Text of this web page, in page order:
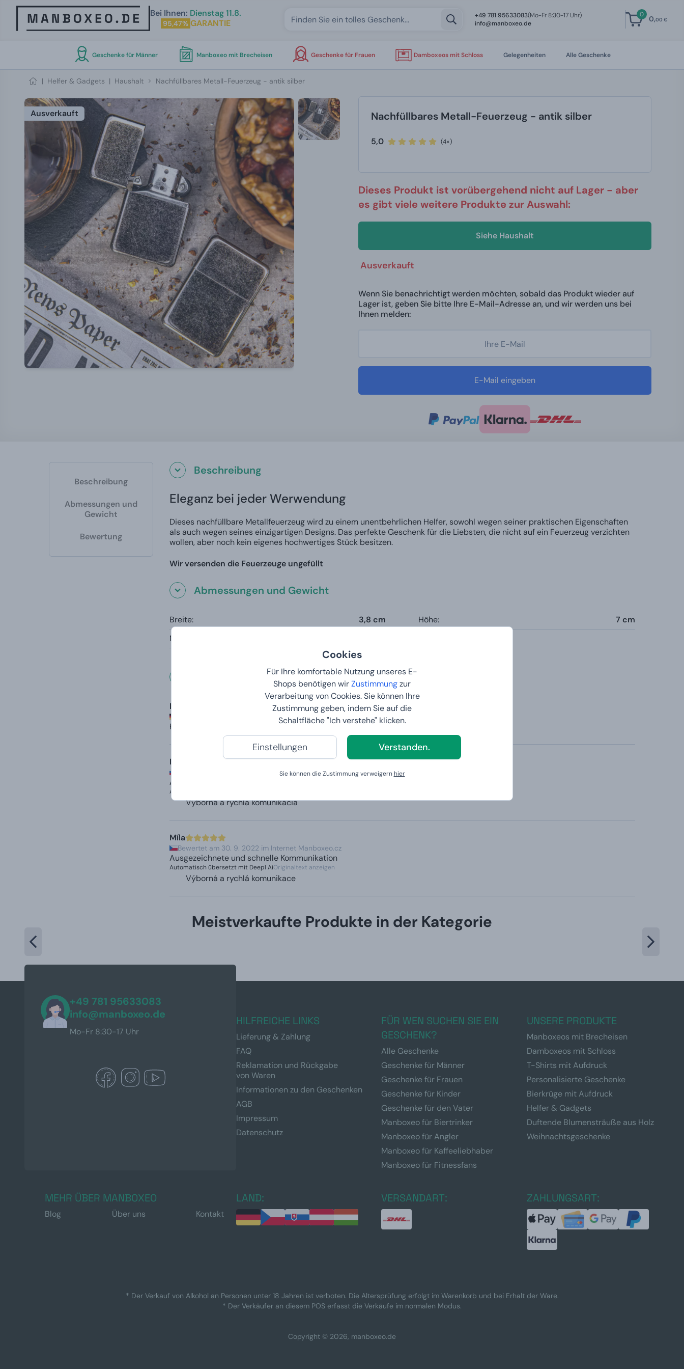
Cookies
Für Ihre komfortable Nutzung unseres E-
Shops benötigen wirZustimmungzur
Verarbeitung von Cookies. Sie können Ihre
Zustimmung geben, indem Sie auf die
Schaltfläche "Ich verstehe" klicken.
Einstellungen Verstanden.
Sie können die Zustimmung verweigernhier
Bei Ihnen: Dienstag 11.8.
95,47% GARANTIE
+49 781 95633083(Mo-Fr 8:30-17 Uhr)
info@manboxeo.de
0 0,00 €
Geschenke für Männer Manboxeo mit Brecheisen Geschenke für Frauen Damboxeos mit Schloss Gelegenheiten Alle Geschenke
| Helfer & Gadgets | Haushalt Nachfüllbares Metall-Feuerzeug - antik silber
Ausverkauft Nachfüllbares Metall-Feuerzeug - antik silber
5,0 (4×)
Dieses Produkt ist vorübergehend nicht auf Lager - aber
es gibt viele weitere Produkte zur Auswahl:
Siehe Haushalt
Ausverkauft
Wenn Sie benachrichtigt werden möchten, sobald das Produkt wieder auf
Lager ist, geben Sie bitte Ihre E-Mail-Adresse an, und wir werden uns bei
Ihnen melden:
E-Mail eingeben
Beschreibung
Abmessungen und
Gewicht
Bewertung
Beschreibung
Eleganz bei jeder Werwendung
Dieses nachfüllbare Metallfeuerzeug wird zu einem unentbehrlichen Helfer, sowohl wegen seiner praktischen Eigenschaften
als auch wegen seines einzigartigen Designs. Das perfekte Geschenk für die Liebsten, die nicht auf ein Feuerzeug verzichten
wollen, aber noch kein eigenes hochwertiges Stück besitzen.
Wir versenden die Feuerzeuge ungefüllt
Abmessungen und Gewicht
Breite: 3,8 cm Höhe:
7 cm
Material:
Was unsere Kunden sagen
Mila
Bewertet am 17. 10. 2022 im Internet Trusted Shops
Hervorragende und schnelle Kommunikation
Mila
Bewertet am 7. 10. 2022 im Internet Manboxeo.sk
Ausgezeichnete und schnelle Kommunikation
Automatisch übersetzt mit Deepl Ai
Výborná a rýchla komunikácia
Míla
Bewertet am 30. 9. 2022 im Internet Manboxeo.cz
Ausgezeichnete und schnelle Kommunikation
Automatisch übersetzt mit Deepl AiOriginaltext anzeigen
Výborná a rychlá komunikace
Meistverkaufte Produkte in der Kategorie
+49 781 95633083
info@manboxeo.de
Mo-Fr 8:30-17 Uhr
HILFREICHE LINKS
Lieferung & Zahlung
FAQ
Reklamation und Rückgabe
von Waren
Informationen zu den Geschenken
AGB
Impressum
Datenschutz
FÜR WEN SUCHEN SIE EIN
GESCHENK?
Alle Geschenke
Geschenke für Männer
Geschenke für Frauen
Geschenke für Kinder
Geschenke für den Vater
Manboxeo für Biertrinker
Manboxeo für Angler
Manboxeo für Kaffeeliebhaber
Manboxeo für Fitnessfans
UNSERE PRODUKTE
Manboxeos mit Brecheisen
Damboxeos mit Schloss
T-Shirts mit Aufdruck
Personalisierte Geschenke
Bierkrüge mit Aufdruck
Helfer & Gadgets
Duftende Blumensträuße aus Holz
Weihnachtsgeschenke
MEHR ÜBER MANBOXEO
Blog Über uns Kontakt
LAND: VERSANDART: ZAHLUNGSART:
* Der Verkauf von Alkohol an Personen unter 18 Jahren ist verboten. Die Altersprüfung erfolgt im Warenkorb und bei Erhalt der Ware.
* Der Verkäufer an diesem POS erfasst die Verkäufe im normalen Modus.
Copyright © 2026, manboxeo.de